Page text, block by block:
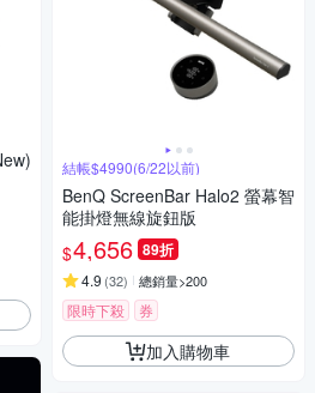
結帳$4990(6/22以前)
BenQ ScreenBar Halo2 螢幕智
能掛燈無線旋鈕版
$4,656 89折
4.9 (32) 總銷量>200
限時下殺 券
加入購物車